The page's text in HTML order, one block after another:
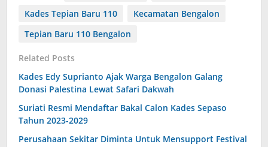
Kades Tepian Baru 110
Kecamatan Bengalon
Tepian Baru 110 Bengalon
Related Posts
Kades Edy Suprianto Ajak Warga Bengalon Galang
Donasi Palestina Lewat Safari Dakwah
Suriati Resmi Mendaftar Bakal Calon Kades Sepaso
Tahun 2023-2029
Perusahaan Sekitar Diminta Untuk Mensupport Festival